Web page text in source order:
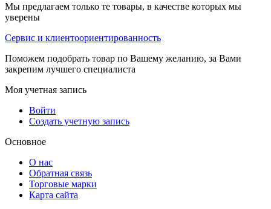
Мы предлагаем только те товары, в качестве которых мы
уверены
Сервис и клиентоориентированность
Поможем подобрать товар по Вашему желанию, за Вами
закрепим лучшего специалиста
Моя учетная запись
Войти
Создать учетную запись
Основное
О нас
Обратная связь
Торговые марки
Карта сайта